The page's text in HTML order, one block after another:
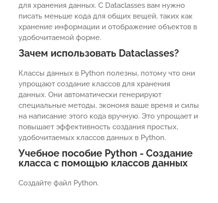
для хранения данных. С Dataclasses вам нужно
писать меньше кода для общих вещей, таких как
хранение информации и отображение объектов в
удобочитаемой форме.
Зачем использовать Dataclasses?
Классы данных в Python полезны, потому что они
упрощают создание классов для хранения
данных. Они автоматически генерируют
специальные методы, экономя ваше время и силы
на написание этого кода вручную. Это упрощает и
повышает эффективность создания простых,
удобочитаемых классов данных в Python.
Учебное пособие Python - Создание
класса с помощью классов данных
Создайте файл Python.